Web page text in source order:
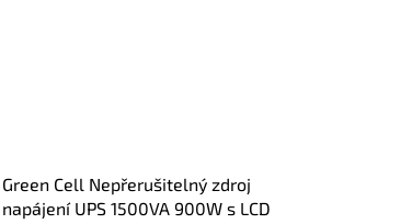
Green Cell Nepřerušitelný zdroj
napájení UPS 1500VA 900W s LCD